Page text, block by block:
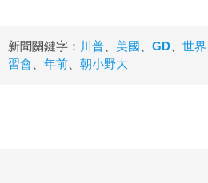
新聞關鍵字： 川普 美國 GD 世界
習會
年前 朝小野大